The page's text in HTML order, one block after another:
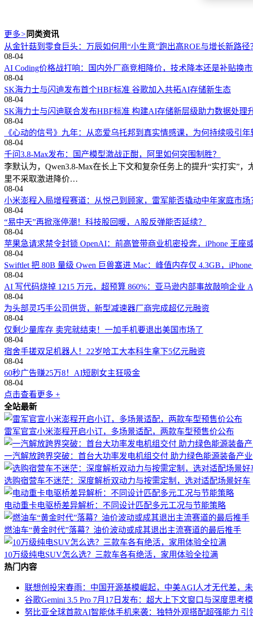
更多> 同类资讯
从金针菇到零食巨头：万辰如何用“小生意”跑出高ROE与增长新路径
08-04
AI Coding价格战打响：国内外厂商竞相降价，技术降本还是补贴换市
08-04
SK海力士与闪迪发布首个HBF标准 谷歌加入共拓AI存储新生态
08-04
SK海力士与闪迪联合发布HBF标准 构建AI存储新层级助力数据处理
08-04
《心动的信号》九年：从恋爱乌托邦到真实情感课，为何持续吸引年
08-04
千问3.8-Max发布：国产模型激战正酣，阿里如何突围制胜？
李默认为，Qwen3.8-Max在长上下文和复杂任务上的提升“实打实”
里不采取激进降价…
08-04
小米澎程入局增程赛道：从悦己到顾家，雷军能否撬动中年家庭市场
08-04
“易中天”再掀涨停潮！科技股回暖，A股反弹能否延续？
08-04
苹果急请求禁令封锁 OpenAI：前高管带商业机密投奔，iPhone 王座
08-04
Swiftlet 把 80B 量级 Qwen 巨兽塞进 Mac：峰值内存仅 4.3GB，
08-04
AI 写代码烧掉 1215 万元，超预算 860%：亚马逊内部事故敲响企业
08-04
为头部灵巧手公司供货，新型减速器厂商完成超亿元融资
08-04
仅剩少量库存 卖完就结束！一加手机要退出美国市场了
08-04
宿舍手搓双足机器人！22岁哈工大本科生拿下5亿元融资
08-04
60秒广告赚25万8！AI短剧女主狂吸金
08-04
点击查看更多 +
全站最新
雷军官宣小米澎程开启小订，多场景适配，两款车型预售价公布
一汽解放跨界突破：首台大功率发电机组交付 助力绿色能源装备产
选购宿营车不迷茫：深度解析双动力与按需定制，选对适配场景好车
电动重卡电驱桥差异解析：不同设计匹配多元工况与节能策略
燃油车“黄金时代”落幕？油价波动或成其退出主流赛道的最后推手
10万级纯电SUV怎么选？三款车各有绝活，家用体验全拉满
热门内容
联想创投宋春雨：中国开源基模崛起，中美AGI人才无代差，
谷歌Gemini 3.5 Pro 7月17日发布：超大上下文窗口与深度思考
努比亚全球首款AI智能体手机来袭：独特外观搭配超强能力 引